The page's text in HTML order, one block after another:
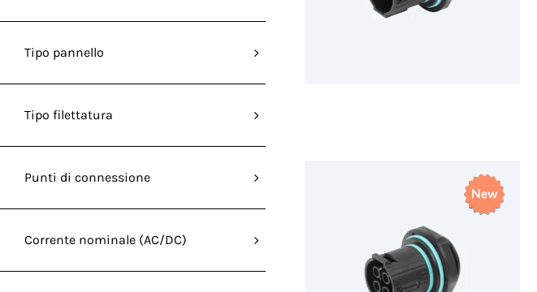
Tipo pannello
Tipo filettatura
Punti di connessione
Corrente nominale (AC/DC)